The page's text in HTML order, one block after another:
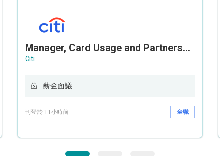
Manager, Card Usage and Partnership
Citi
薪金面議
刊登於 11小時前 全職